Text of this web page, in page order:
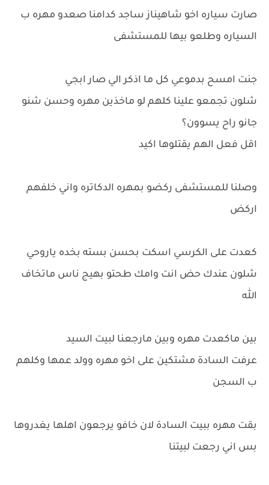
صارت سياره اخو شاهيناز ساجد كدامنا صعدو مهره ب
السياره وطلعو بيها للمستشفى
جنت امسح بدموعي كل ما اذكر الي صار ابجي
شلون تجمعو علينا كلهم لو ماخذين مهره وحسن شنو
جانو راح يسوون؟
اقل فعل الهم يقتلوها اكيد
وصلنا للمستشفى ركضو بمهره الدكاتره واني خلفهم
اركض
كعدت على الكرسي اسكت بحسن بسته بخده ياروحي
شلون عندك حض انت وامك طحتو بهيج ناس ماتخاف
الله
بين ماكعدت مهره وبين مارجعنا لبيت السيد
عرفت السادة مشتكين على اخو مهره وولد عمها وكلهم
ب السجن
بقت مهره ببيت السادة لان خافو يرجعون اهلها يغدروها
بس اني رجعت لبيتنا